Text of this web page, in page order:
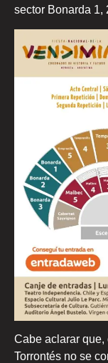
sector Bonarda 1,
Cabe aclarar que,
Torrontés no se